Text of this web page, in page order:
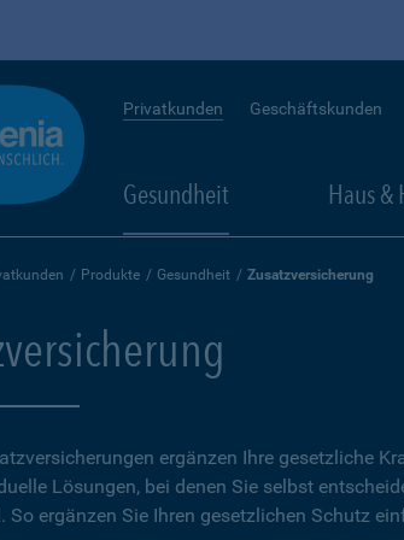
Privatkunden Geschäftskunden
Gesundheit Haus
Produkte Gesundheit Zusatzversicherung
ergänzen Ihre gesetzliche
Lösungen, bei denen Sie selbst
So ergänzen Sie Ihren gesetzlichen Schutz